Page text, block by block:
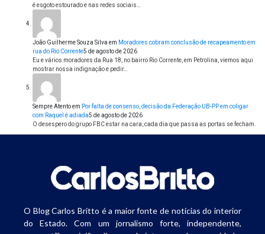
é esgoto estourado e nas redes sociais…
João Guilherme Souza Silva em Moradores cobram conclusão de recapeamento em
rua do Rio Corrente5 de agosto de 2026
Eu e vários moradores da Rua 18, no bairro Rio Corrente, em Petrolina, viemos aqui
mostrar nossa indignação e pedir…
Sempre Atentoem Por falta de consenso, decisão da Federação UB-PP em coligar
com Raquel é adiada5 de agosto de 2026
O desespero do grupo FBC estar na cara, cada dia que passa as portas se fecham.
O Blog Carlos Britto é a maior fonte de notícias do interior
do Estado. Com um jornalismo forte, independente,